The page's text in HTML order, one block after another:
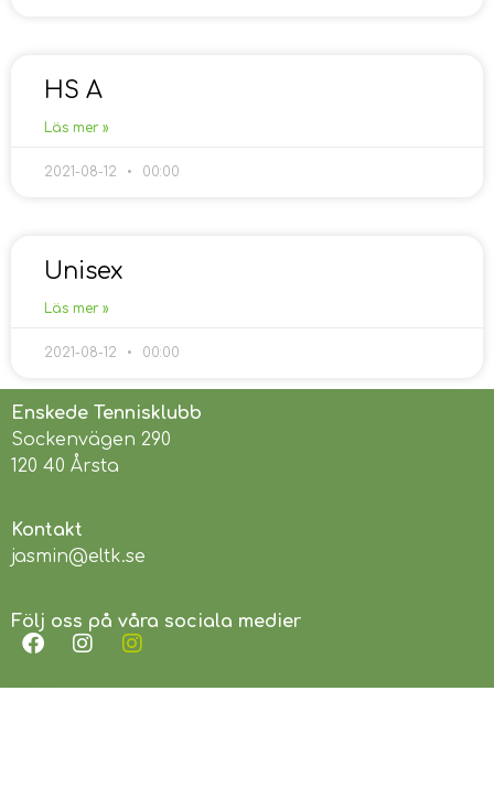
HS A
Läs mer »
2021-08-12 00:00
Unisex
Läs mer »
2021-08-12 00:00
Enskede Tennisklubb
Sockenvägen 290
120 40 Årsta
Kontakt
jasmin@eltk.se
Följ oss på våra sociala medier